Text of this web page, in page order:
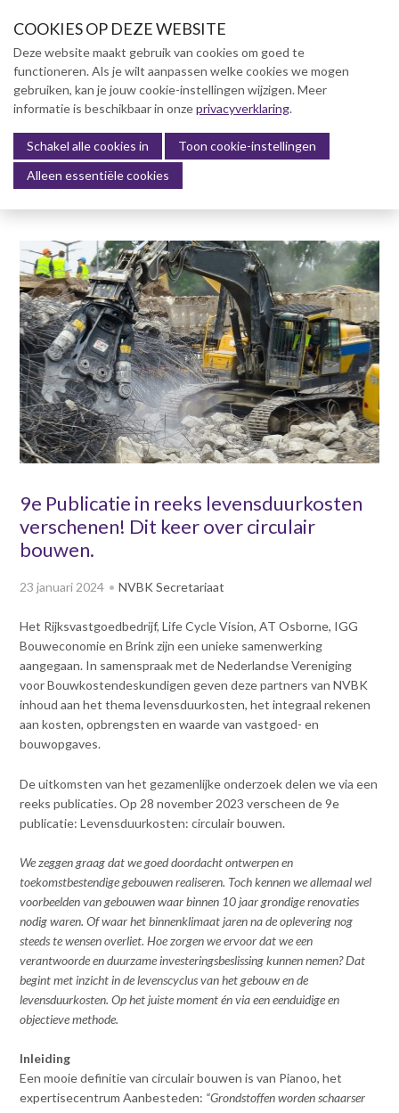
u
m
p
t
o
n
a
v
i
g
o
n
u
p
t
o
m
a
i
n
o
n
t
n
t
Menu
9e Publicatie in reeks levensduurkosten
verschenen! Dit keer over circulair
bouwen.
23 januari 2024 NVBK Secretariaat
Het Rijksvastgoedbedrijf, Life Cycle Vision, AT Osborne, IGG
Bouweconomie en Brink zijn een unieke samenwerking
aangegaan. In samenspraak met de Nederlandse Vereniging
voor Bouwkostendeskundigen geven deze partners van NVBK
inhoud aan het thema levensduurkosten, het integraal rekenen
aan kosten, opbrengsten en waarde van vastgoed- en
bouwopgaves.
De uitkomsten van het gezamenlijke onderzoek delen we via een
reeks publicaties. Op 28 november 2023 verscheen de 9e
publicatie: Levensduurkosten: circulair bouwen.
We zeggen graag dat we goed doordacht ontwerpen en
toekomstbestendige gebouwen realiseren. Toch kennen we allemaal wel
voorbeelden van gebouwen waar binnen 10 jaar grondige renovaties
nodig waren. Of waar het binnenklimaat jaren na de oplevering nog
steeds te wensen overliet. Hoe zorgen we ervoor dat we een
verantwoorde en duurzame investeringsbeslissing kunnen nemen? Dat
begint met inzicht in de levenscyclus van het gebouw en de
levensduurkosten. Op het juiste moment én via een eenduidige en
objectieve methode.
Inleiding
Een mooie definitie van circulair bouwen is van Pianoo, het
expertisecentrum Aanbesteden: “Grondstoffen worden schaarser
Over NVBK
NVBK Leden
Lidmaatschap
Kennisbank
Dag van de Bouwkosten 2025
Magazine
Kostenmanagement Bouw &
Infra (KM)
ABK-model 2023
Boek Levensduurkosten –
Slim investeren, lang
profiteren
Dag van de
Bouwkostendeskundige 2024
Dag van de
november 2023
Vernieuwde boek
levensduurkosten
Nieuwsarchief
Artikelen
Verenigingsdocumenten
Columns Bernd Karstenberg
Opleiding & Carrière
Partners
Contact
Inloggen mijn NVBK
Contact
Zoek
Inloggen
COOKIES OP DEZE WEBSITE
Deze website maakt gebruik van cookies om goed te
functioneren. Als je wilt aanpassen welke cookies we mogen
gebruiken, kan je jouw cookie-instellingen wijzigen. Meer
informatie is beschikbaar in onzeprivacyverklaring.
Schakel alle cookies in
Toon cookie-instellingen
Alleen essentiële cookies